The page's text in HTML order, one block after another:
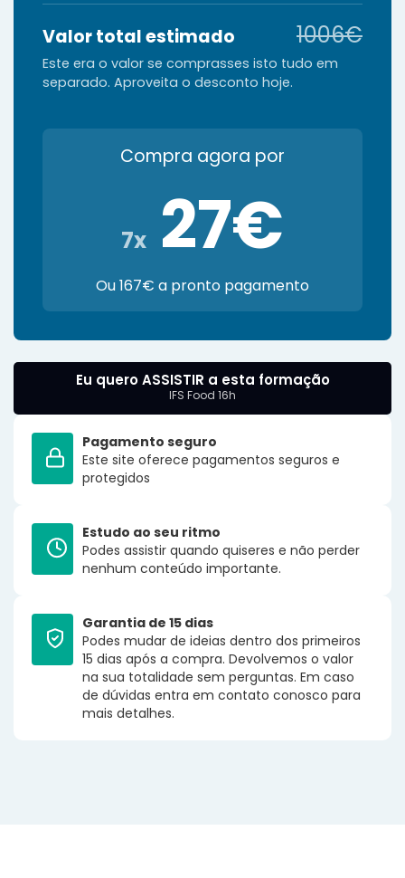
Valor total estimado 1006€
Este era o valor se comprasses isto tudo em
separado. Aproveita o desconto hoje.
Compra agora por
7x 27€
Ou 167€ a pronto pagamento
Eu quero ASSISTIR a esta formação
IFS Food 16h
Pagamento seguro
Este site oferece pagamentos seguros e
protegidos
Estudo ao seu ritmo
Podes assistir quando quiseres e não perder
nenhum conteúdo importante.
Garantia de 15 dias
Podes mudar de ideias dentro dos primeiros
15 dias após a compra. Devolvemos o valor
na sua totalidade sem perguntas. Em caso
de dúvidas entra em contato conosco para
mais detalhes.